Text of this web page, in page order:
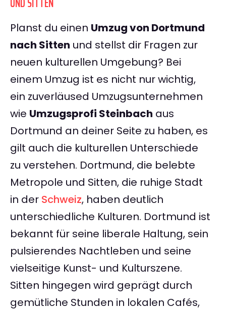
Planst du einen Umzug von Dortmund
nach Sitten und stellst dir Fragen zur
neuen kulturellen Umgebung? Bei
einem Umzug ist es nicht nur wichtig,
ein zuverläused Umzugsunternehmen
wie Umzugsprofi Steinbach aus
Dortmund an deiner Seite zu haben, es
gilt auch die kulturellen Unterschiede
zu verstehen. Dortmund, die belebte
Metropole und Sitten, die ruhige Stadt
in der Schweiz, haben deutlich
unterschiedliche Kulturen. Dortmund ist
bekannt für seine liberale Haltung, sein
pulsierendes Nachtleben und seine
vielseitige Kunst- und Kulturszene.
Sitten hingegen wird geprägt durch
gemütliche Stunden in lokalen Cafés,